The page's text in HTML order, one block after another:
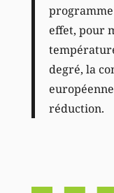
programme
effet, pour
degré, la
réduction.